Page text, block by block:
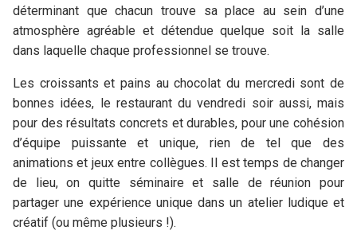
déterminant que chacun trouve sa place au sein d’une
atmosphère agréable et détendue quelque soit la salle
dans laquelle chaque professionnel se trouve.
Les croissants et pains au chocolat du mercredi sont de
bonnes idées, le restaurant du vendredi soir aussi, mais
pour des résultats concrets et durables, pour une cohésion
d’équipe puissante et unique, rien de tel que des
animations et jeux entre collègues. Il est temps de changer
de lieu, on quitte séminaire et salle de réunion pour
partager une expérience unique dans un atelier ludique et
créatif (ou même plusieurs !).